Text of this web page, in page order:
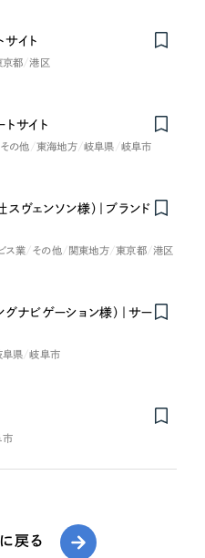
イト
京都 港区
サイト
その他 東海地方 岐阜県 岐阜市
ヴェンソン様）｜ブランド
ス業 その他 関東地方 東京都 港区
ナビゲーション様）｜サー
阜県 岐阜市
市
戻る